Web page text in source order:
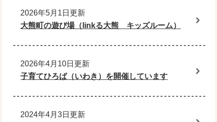
2026年5月1日更新
大熊町の遊び場（linkる大熊 キッズルーム）
2026年4月10日更新
子育てひろば（いわき）を開催しています
2024年4月3日更新